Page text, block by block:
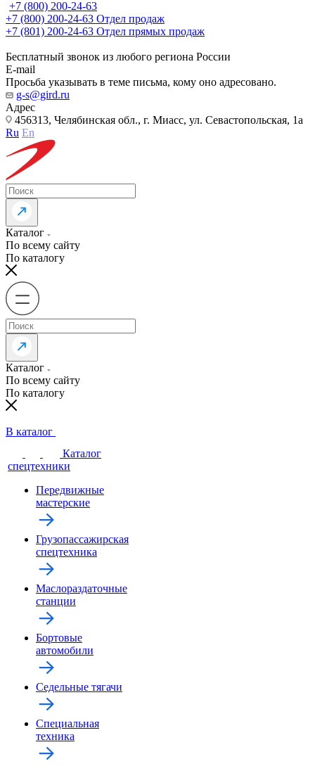
+7 (800) 200-24-63
+7 (800) 200-24-63 Отдел продаж
+7 (801) 200-24-63 Отдел прямых продаж
Бесплатный звонок из любого региона России
E-mail
Просьба указывать в теме письма, кому оно адресовано.
g-s@gird.ru
Адрес
456313, Челябинская обл., г. Миасс, ул. Севастопольская, 1а
Ru En
Каталог
По всему сайту
По каталогу
Каталог
По всему сайту
По каталогу
В каталог
Каталог
спецтехники
Передвижные
мастерские
Грузопассажирская
спецтехника
Маслораздаточные
станции
Бортовые
автомобили
Седельные тягачи
Специальная
техника